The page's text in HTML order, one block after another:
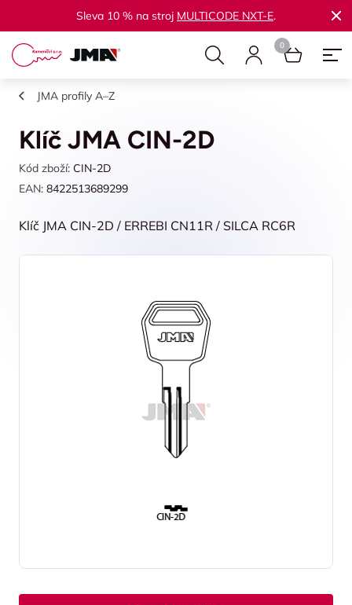
Sleva 10 % na stroj MULTICODE NXT-E.
JMA profily A–Z
Klíč JMA CIN-2D
Kód zboží: CIN-2D
EAN: 8422513689299
Klíč JMA CIN-2D / ERREBI CN11R / SILCA RC6R